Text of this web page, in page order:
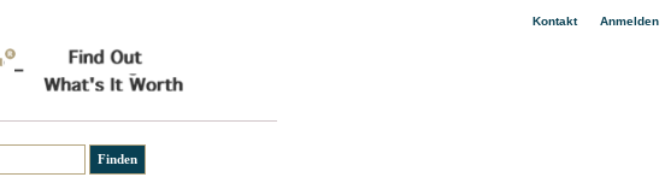
Kontakt| Anmelden